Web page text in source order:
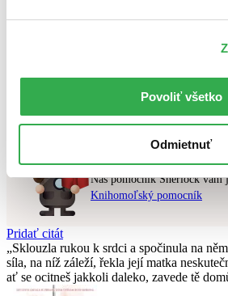
Povoliť všetko
Odmietnuť
pripravované
vyhovujúci
Chcete poradiť
Náš pomocník Sherlock vám
Knihomoľský pomocník
Pridať citát
Sklouzla rukou k srdci a spočinula na
síla, na níž záleží, řekla její matka
ať se ocitneš jakkoli daleko, zavede tě